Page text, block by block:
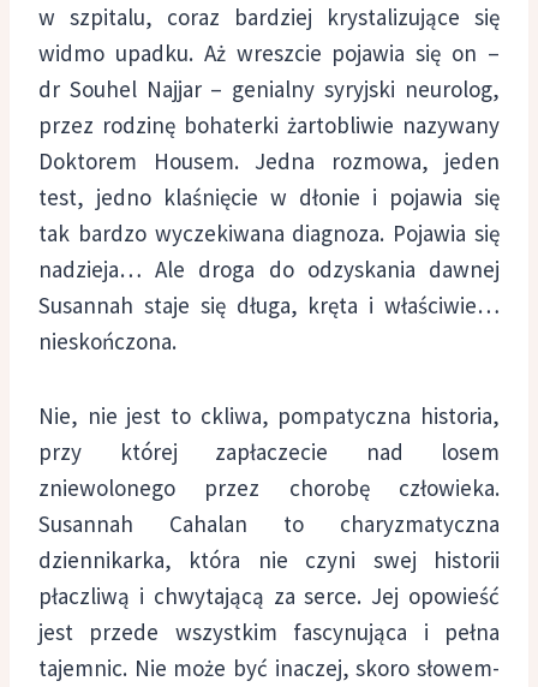
w szpitalu, coraz bardziej krystalizujące się
widmo upadku. Aż wreszcie pojawia się on –
dr Souhel Najjar – genialny syryjski neurolog,
przez rodzinę bohaterki żartobliwie nazywany
Doktorem Housem. Jedna rozmowa, jeden
test, jedno klaśnięcie w dłonie i pojawia się
tak bardzo wyczekiwana diagnoza. Pojawia się
nadzieja… Ale droga do odzyskania dawnej
Susannah staje się długa, kręta i właściwie…
nieskończona.
Nie, nie jest to ckliwa, pompatyczna historia,
przy której zapłaczecie nad losem
zniewolonego przez chorobę człowieka.
Susannah Cahalan to charyzmatyczna
dziennikarka, która nie czyni swej historii
płaczliwą i chwytającą za serce. Jej opowieść
jest przede wszystkim fascynująca i pełna
tajemnic. Nie może być inaczej, skoro słowem-